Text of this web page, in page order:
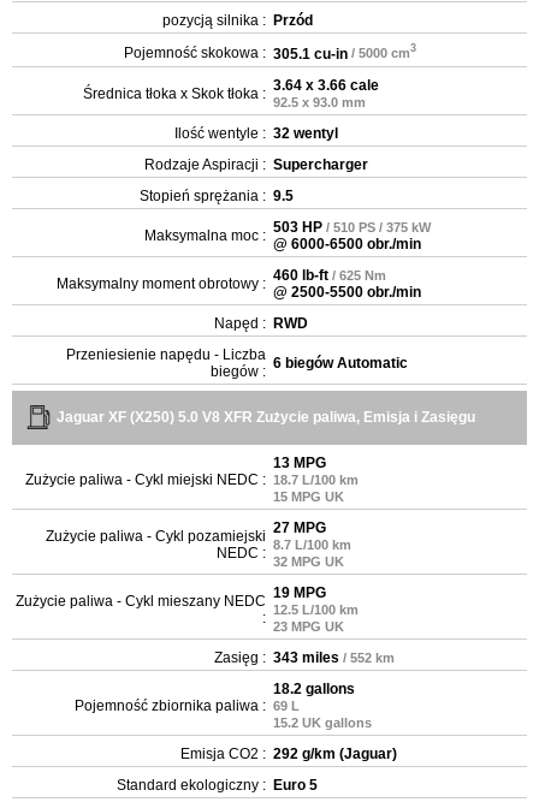
pozycją silnika : Przód
Pojemność skokowa : 305.1 cu-in / 5000 cm3
Średnica tłoka x Skok tłoka : 3.64 x 3.66 cale
92.5 x 93.0 mm
Ilość wentyle : 32 wentyl
Rodzaje Aspiracji : Supercharger
Stopień sprężania : 9.5
Maksymalna moc : 503 HP / 510 PS / 375 kW
@ 6000-6500 obr./min
Maksymalny moment obrotowy : 460 lb-ft / 625 Nm
@ 2500-5500 obr./min
Napęd : RWD
Przeniesienie napędu - Liczba
biegów : 6 biegów Automatic
Jaguar XF (X250) 5.0 V8 XFR Zużycie paliwa, Emisja i Zasięgu
Zużycie paliwa - Cykl miejski NEDC :
13 MPG
18.7 L/100 km
15 MPG UK
Zużycie paliwa - Cykl pozamiejski
NEDC :
27 MPG
8.7 L/100 km
32 MPG UK
Zużycie paliwa - Cykl mieszany NEDC
:
19 MPG
12.5 L/100 km
23 MPG UK
Zasięg : 343 miles / 552 km
Pojemność zbiornika paliwa :
18.2 gallons
69 L
15.2 UK gallons
Emisja CO2 : 292 g/km (Jaguar)
Standard ekologiczny : Euro 5